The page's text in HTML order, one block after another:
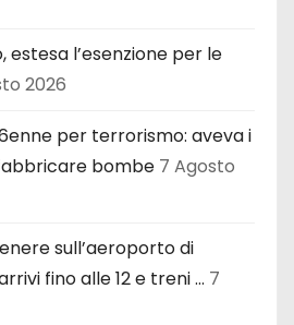
estesa l’esenzione per le
2026
per terrorismo: aveva i
bombe 7 Agosto
sull’aeroporto di
fino alle 12 e treni … 7